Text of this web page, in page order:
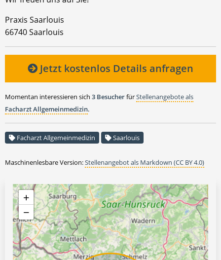
Praxis Saarlouis
66740 Saarlouis
Jetzt kostenlos Details anfragen
Momentan interessieren sich 3 BesucherfürStellenangebote als
Facharzt Allgemeinmedizin.
Facharzt Allgemeinmedizin Saarlouis
Maschinenlesbare Version:Stellenangebot als Markdown (CC BY 4.0)
+
−